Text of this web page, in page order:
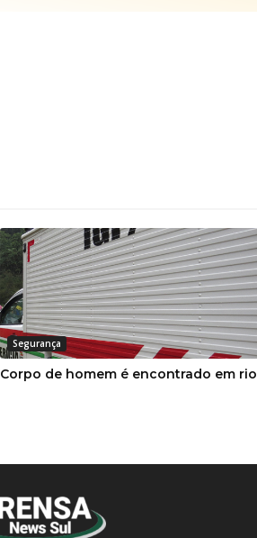
Segurança
Corpo de homem é encontrado em rio